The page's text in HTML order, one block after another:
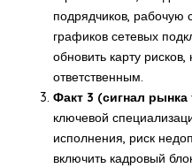
подрядчиков, рабочую
графиков сетевых
обновить карту рисков,
ответственным.
Факт 3 (сигнал рынка
ключевой
исполнения, риск
включить кадровый